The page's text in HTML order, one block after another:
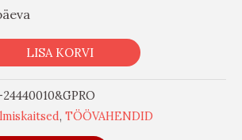
LISA KORVI
, TÖÖVAHENDID